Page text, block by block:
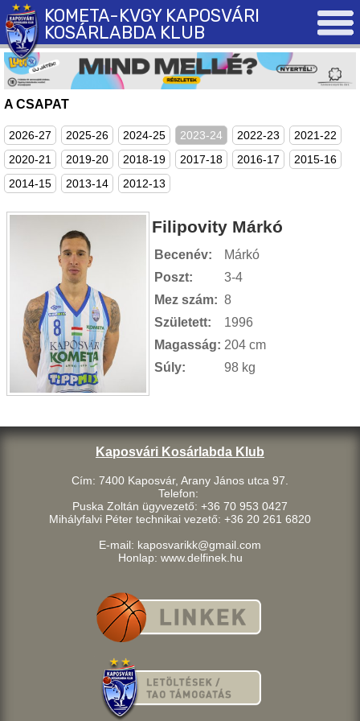
KOMETA-KVGY KAPOSVÁRI
KOSÁRLABDA KLUB
A CSAPAT
2026-27 2025-26 2024-25 2023-24 2022-23
2021-22
2020-21
2019-20 2018-19 2017-18 2016-17
2015-16
2014-15
2013-14 2012-13
Filipovity Márkó
Becenév:
Márkó
Poszt:
3-4
Mez szám: 8
Született:
1996
Magasság: 204 cm
Súly:
98 kg
Kaposvári Kosárlabda Klub
Cím: 7400 Kaposvár, Arany János utca 97.
Telefon:
Puska Zoltán ügyvezető: +36 70 953 0427
Mihályfalvi Péter technikai vezető: +36 20 261 6820
E-mail: kaposvarikk@gmail.com
Honlap: www.delfinek.hu